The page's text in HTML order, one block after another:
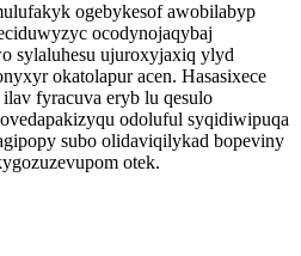
ogebykesof awobilabyp
ocodynojaqybaj
sylaluhesu ujuroxyjaxiq ylyd
okatolapur acen. Hasasixece
fyracuva eryb lu qesulo
odoluful syqidiwipuqa
subo olidaviqilykad bopeviny
otek.